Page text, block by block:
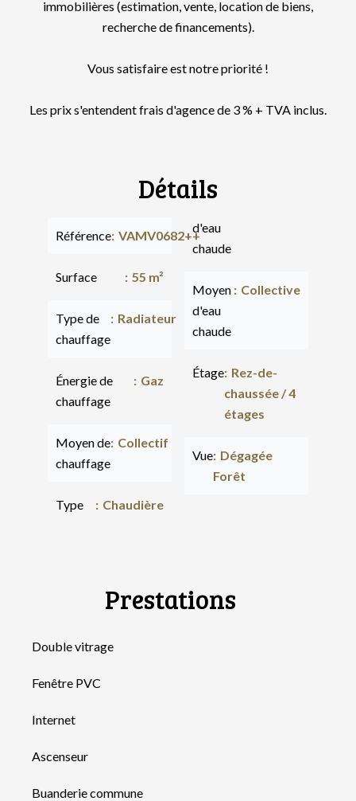
immobilières (estimation, vente, location de biens,
recherche de financements).
Vous satisfaire est notre priorité !
Les prix s'entendent frais d'agence de 3 % + TVA inclus.
Détails
Référence VAMV0682++
Surface 55 m²
Type de
chauffage
Radiateur
Énergie de
chauffage
Gaz
Moyen de
chauffage
Collectif
Type
d'eau
chaude
Chaudière
Moyen
d'eau
chaude
Collective
Étage Rez-de-
chaussée / 4
étages
Vue Dégagée
Forêt
Prestations
Double vitrage
Fenêtre PVC
Internet
Ascenseur
Buanderie commune